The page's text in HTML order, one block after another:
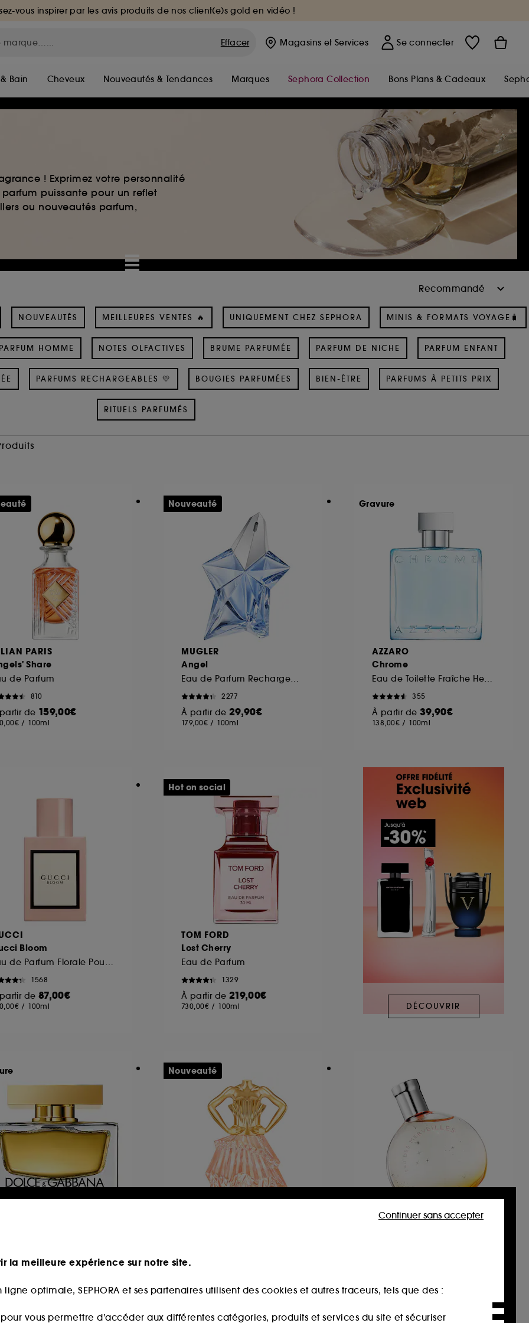
vous inspirer par les avis produits de nos client(e)s gold en vidéo !
Effacer Magasins et Services Se connecter
Bain Cheveux Nouveautés & Tendances Marques Sephora Collection Bons Plans & Cadeaux
! Exprimez votre personnalité
puissante pour un reflet
ou nouveautés parfum,
NOUVEAUTÉS MEILLEURES VENTES 🔥 UNIQUEMENT CHEZ SEPHORA MINIS & FORMATS VOYAGE🧳
PARFUM HOMME NOTES OLFACTIVES BRUME PARFUMÉE PARFUM DE NICHE PARFUM ENFANT
PARFUMS RECHARGEABLES 💛 BOUGIES PARFUMÉES BIEN-ÊTRE PARFUMS À PETITS PRIX
RITUELS PARFUMÉS
PARIS
Share
de Parfum
810
de 159,00€
/ 100ml
MUGLER
Angel
2277
À partir de 29,90€
179,00€ / 100ml
Nouveauté
AZZARO
Chrome
355
À partir de 39,90€
138,00€ / 100ml
Gravure
Bloom
1568
de 87,00€
/ 100ml
TOM FORD
Lost Cherry
Eau de Parfum
1329
À partir de 219,00€
730,00€ / 100ml
Hot on social
DÉCOUVRIR
1241
/ 100ml 124,75€ /100ml
Nouveauté
HERMÈS
273,33€ /100ml
la meilleure expérience sur notre site.
optimale, SEPHORA et ses partenaires utilisent des cookies et autres traceurs, tels que des :
pour vous permettre d’accéder aux différentes catégories, produits et services du site et sécuriser
Continuer sans accepter